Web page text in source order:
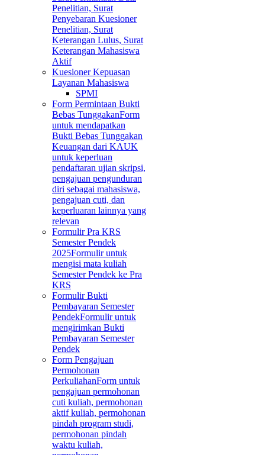
Penelitian, Surat
Penyebaran Kuesioner
Penelitian, Surat
Keterangan Lulus, Surat
Keterangan Mahasiswa
Aktif
Kuesioner Kepuasan
Layanan Mahasiswa
SPMI
Form Permintaan Bukti
Bebas TunggakanForm
untuk mendapatkan
Bukti Bebas Tunggakan
Keuangan dari KAUK
untuk keperluan
pendaftaran ujian skripsi,
pengajuan pengunduran
diri sebagai mahasiswa,
pengajuan cuti, dan
keperluaran lainnya yang
relevan
Formulir Pra KRS
Semester Pendek
2025Formulir untuk
mengisi mata kuliah
Semester Pendek ke Pra
KRS
Formulir Bukti
Pembayaran Semester
PendekFormulir untuk
mengirimkan Bukti
Pembayaran Semester
Pendek
Form Pengajuan
Permohonan
PerkuliahanForm untuk
pengajuan permohonan
cuti kuliah, permohonan
aktif kuliah, permohonan
pindah program studi,
permohonan pindah
waktu kuliah,